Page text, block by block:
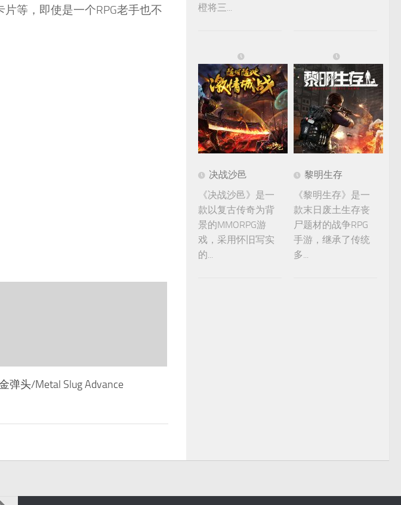
等，即使是一个RPG老手也不
弹头/Metal Slug Advance
橙将三...
决战沙邑
《决战沙邑》是一
款以复古传奇为背
景的MMORPG游
戏，采用怀旧写实
的...
黎明生存
《黎明生存》是一
款末日废土生存丧
尸题材的战争RPG
手游，继承了传统
多...